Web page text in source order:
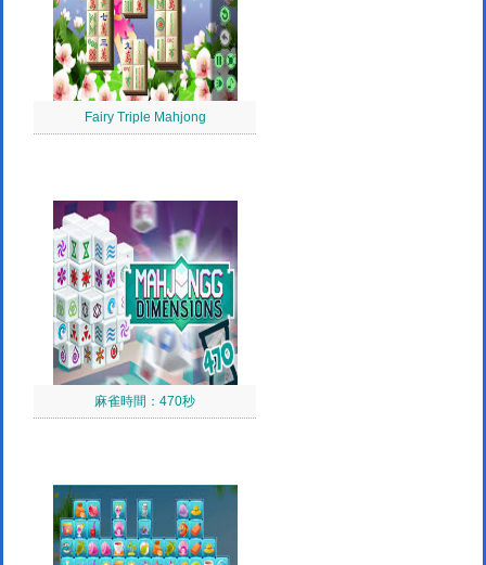
Fairy Triple Mahjong
麻雀時間：470秒